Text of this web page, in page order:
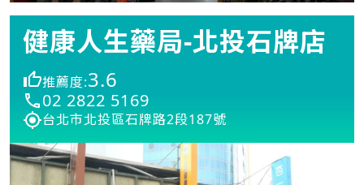
健康人生藥局-北投石牌店
推薦度:3.6
02 2822 5169
台北市北投區石牌路2段187號